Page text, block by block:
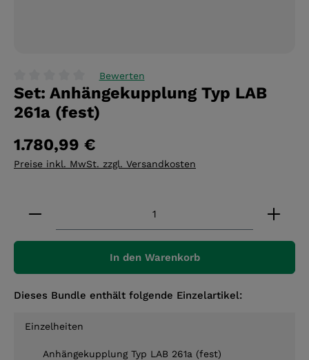
Durchschnittliche Bewertung von 0 von 5 Sternen
Bewerten
Set: Anhängekupplung Typ LAB
261a (fest)
1.780,99 €
Preise inkl. MwSt. zzgl. Versandkosten
Produkt Anzahl: Gib den gewünschten Wert
In den Warenkorb
Dieses Bundle enthält folgende Einzelartikel:
Einzelheiten
Anhängekupplung Typ LAB 261a (fest)